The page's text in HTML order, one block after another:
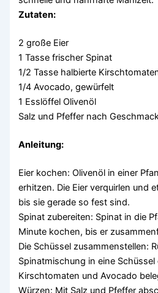
Zutaten:
2 große Eier
1 Tasse frischer Spinat
1/2 Tasse halbierte
1/4 Avocado, gewürfelt
1 Esslöffel Olivenöl
Salz und Pfeffer nach
Anleitung:
Eier kochen: Olivenöl in einer
erhitzen. Die Eier verquirlen und
bis sie gerade so fest sind.
Spinat zubereiten: Spinat in die
Minute kochen, bis er
Die Schüssel zusammenstellen:
Spinatmischung in eine
Kirschtomaten und Avocado
Würzen: Mit Salz und Pfeffer